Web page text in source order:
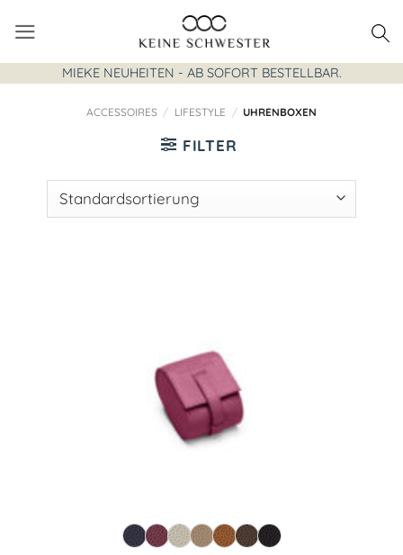
Inhalt
springen
MIEKE NEUHEITEN - AB SOFORT BESTELLBAR.
ACCESSOIRES / LIFESTYLE / UHRENBOXEN
FILTER